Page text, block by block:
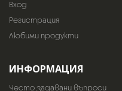
Вход
Регистрация
Любими продукти
ИНФОРМАЦИЯ
Често задавани въпроси